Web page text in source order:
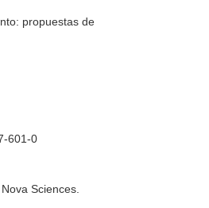
propuestas de
601-0
Sciences.